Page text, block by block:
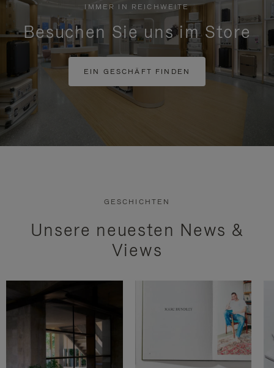
IMMER IN REICHWEITE
Besuchen Sie uns im Store
EIN GESCHÄFT FINDEN
GESCHICHTEN
Unsere neuesten News &
Views